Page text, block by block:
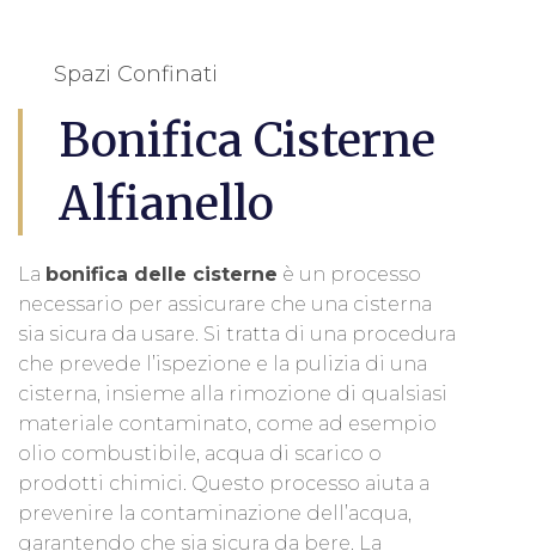
Spazi Confinati
Bonifica Cisterne
Alfianello
La bonifica delle cisterne è un processo
necessario per assicurare che una cisterna
sia sicura da usare. Si tratta di una procedura
che prevede l’ispezione e la pulizia di una
cisterna, insieme alla rimozione di qualsiasi
materiale contaminato, come ad esempio
olio combustibile, acqua di scarico o
prodotti chimici. Questo processo aiuta a
prevenire la contaminazione dell’acqua,
garantendo che sia sicura da bere. La